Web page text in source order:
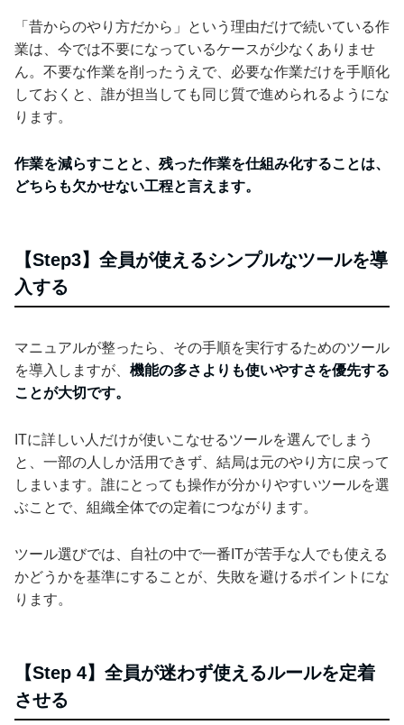
「昔からのやり方だから」という理由だけで続いている作
業は、今では不要になっているケースが少なくありませ
ん。不要な作業を削ったうえで、必要な作業だけを手順化
しておくと、誰が担当しても同じ質で進められるようにな
ります。
作業を減らすことと、残った作業を仕組み化することは、
どちらも欠かせない工程と言えます。
【Step3】全員が使えるシンプルなツールを導
入する
マニュアルが整ったら、その手順を実行するためのツール
を導入しますが、 機能の多さよりも使いやすさを優先する
ことが大切です。
ITに詳しい人だけが使いこなせるツールを選んでしまう
と、一部の人しか活用できず、結局は元のやり方に戻って
しまいます。誰にとっても操作が分かりやすいツールを選
ぶことで、組織全体での定着につながります。
ツール選びでは、自社の中で一番ITが苦手な人でも使える
かどうかを基準にすることが、失敗を避けるポイントにな
ります。
【Step 4】全員が迷わず使えるルールを定着
させる